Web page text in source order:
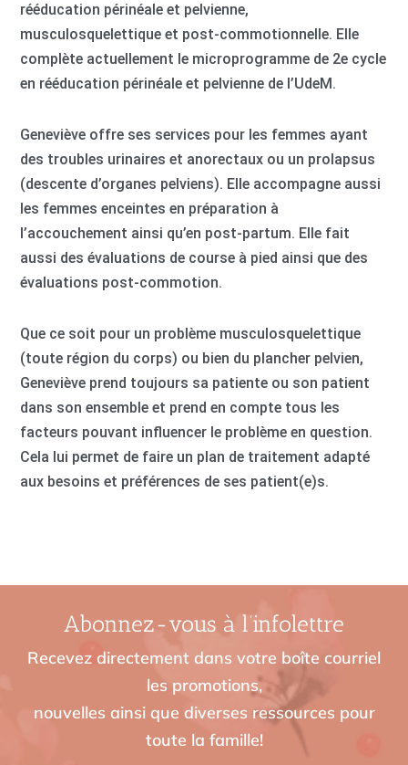
rééducation périnéale et pelvienne,
musculosquelettique et post-commotionnelle. Elle
complète actuellement le microprogramme de 2e cycle
en rééducation périnéale et pelvienne de l’UdeM.
Geneviève offre ses services pour les femmes ayant
des troubles urinaires et anorectaux ou un prolapsus
(descente d’organes pelviens). Elle accompagne aussi
les femmes enceintes en préparation à
l’accouchement ainsi qu’en post-partum. Elle fait
aussi des évaluations de course à pied ainsi que des
évaluations post-commotion.
Que ce soit pour un problème musculosquelettique
(toute région du corps) ou bien du plancher pelvien,
Geneviève prend toujours sa patiente ou son patient
dans son ensemble et prend en compte tous les
facteurs pouvant influencer le problème en question.
Cela lui permet de faire un plan de traitement adapté
aux besoins et préférences de ses patient(e)s.
Abonnez-vous à l’infolettre
Recevez directement dans votre boîte courriel
les promotions,
nouvelles ainsi que diverses ressources pour
toute la famille!